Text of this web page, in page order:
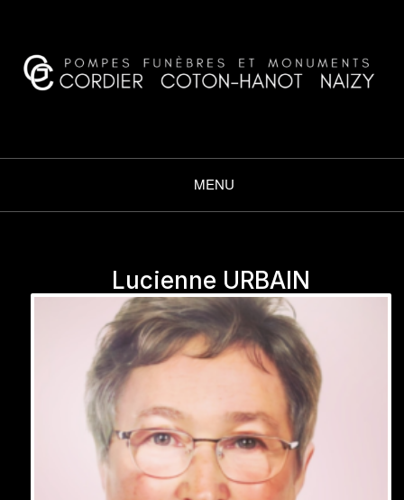
NAIZY
MENU
Lucienne URBAIN